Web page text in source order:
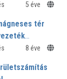
5 éve
tér
8 éve